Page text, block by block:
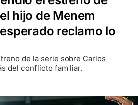
hijo de Menem
reclamo lo
de la serie sobre Carlos
del conflicto familiar.